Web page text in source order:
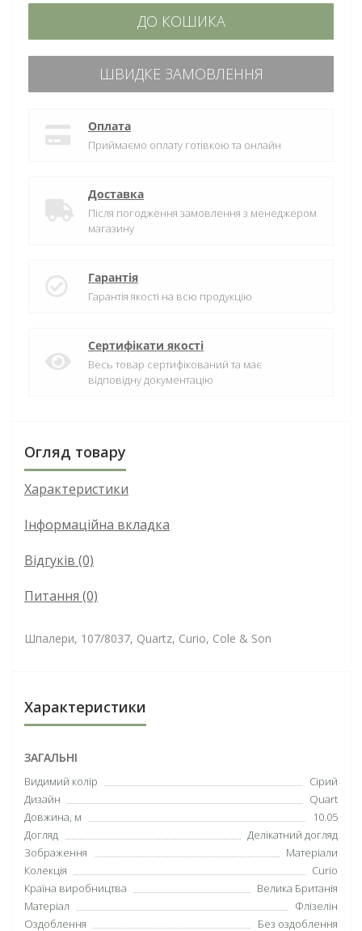
ДО КОШИКА
ШВИДКЕ ЗАМОВЛЕННЯ
Оплата
Приймаємо оплату готівкою та онлайн
Доставка
Після погодження замовлення з менеджером
магазину
Гарантія
Гарантія якості на всю продукцію
Сертифікати якості
Весь товар сертифікований та має
відповідну документацію
Огляд товару
Характеристики
Інформаційна вкладка
Відгуків (0)
Питання (0)
Шпалери, 107/8037, Quartz, Curio, Cole & Son
Характеристики
ЗАГАЛЬНІ
Видимий колір
Сірий
Дизайн
Quart
Довжина, м
10.05
Догляд
Делікатний догляд
Зображення
Матеріали
Колекція
Curio
Країна виробництва
Велика Британія
Матеріал
Флізелін
Оздоблення
Без оздоблення